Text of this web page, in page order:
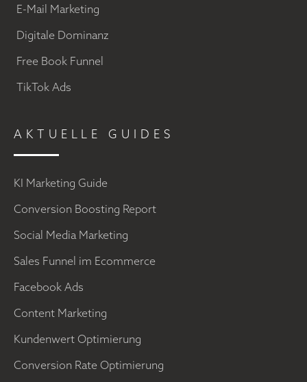
E-Mail Marketing
Digitale Dominanz
Free Book Funnel
TikTok Ads
AKTUELLE GUIDES
KI Marketing Guide
Conversion Boosting Report
Social Media Marketing
Sales Funnel im Ecommerce
Facebook Ads
Content Marketing
Kundenwert Optimierung
Conversion Rate Optimierung